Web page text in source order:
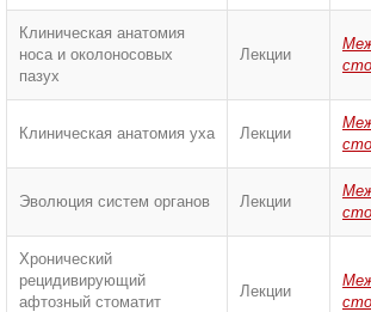
Клиническая анатомия
носа и околоносовых
пазух
Лекции
Клиническая анатомия уха Лекции
Эволюция систем органов Лекции
Хронический
рецидивирующий
афтозный стоматит
Лекции